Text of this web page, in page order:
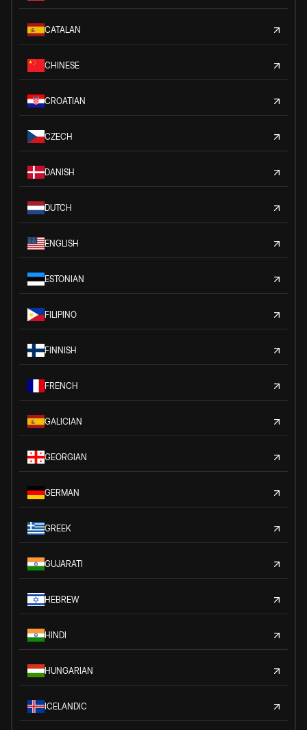
CATALAN
CHINESE
CROATIAN
CZECH
DANISH
DUTCH
ENGLISH
ESTONIAN
FILIPINO
FINNISH
FRENCH
GALICIAN
GEORGIAN
GERMAN
GREEK
GUJARATI
HEBREW
HINDI
HUNGARIAN
ICELANDIC